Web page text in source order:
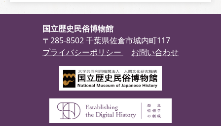
国立歴史民俗博物館
〒285-8502 千葉県佐倉市城内町117
プライバシーポリシー
お問い合わせ